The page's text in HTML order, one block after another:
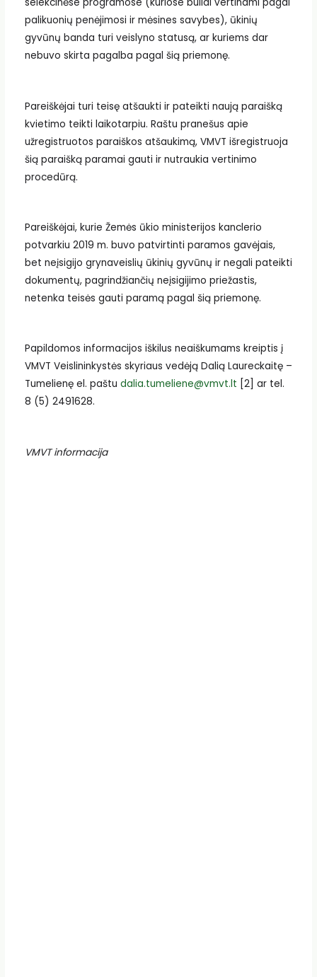
selekcinėse programose (kuriose buliai vertinami pagal
palikuonių penėjimosi ir mėsines savybes), ūkinių
gyvūnų banda turi veislyno statusą, ar kuriems dar
nebuvo skirta pagalba pagal šią priemonę.
Pareiškėjai turi teisę atšaukti ir pateikti naują paraišką
kvietimo teikti laikotarpiu. Raštu pranešus apie
užregistruotos paraiškos atšaukimą, VMVT išregistruoja
šią paraišką paramai gauti ir nutraukia vertinimo
procedūrą.
Pareiškėjai, kurie Žemės ūkio ministerijos kanclerio
potvarkiu 2019 m. buvo patvirtinti paramos gavėjais,
bet neįsigijo grynaveislių ūkinių gyvūnų ir negali pateikti
dokumentų, pagrindžiančių neįsigijimo priežastis,
netenka teisės gauti paramą pagal šią priemonę.
Papildomos informacijos iškilus neaiškumams kreiptis į
VMVT Veislininkystės skyriaus vedėją Dalią Laureckaitę –
Tumelienę el. paštu dalia.tumeliene@vmvt.lt [2] ar tel.
8 (5) 2491628.
VMVT informacija